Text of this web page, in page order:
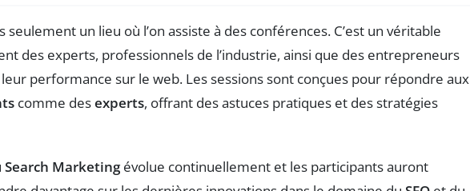
seulement un lieu où l’on assiste à des conférences. C’est un véritable
des experts, professionnels de l’industrie, ainsi que des entrepreneurs
performance sur le web. Les sessions sont conçues pour répondre aux
comme desexperts, offrant des astuces pratiques et des stratégies
Search Marketingévolue continuellement et les participants auront